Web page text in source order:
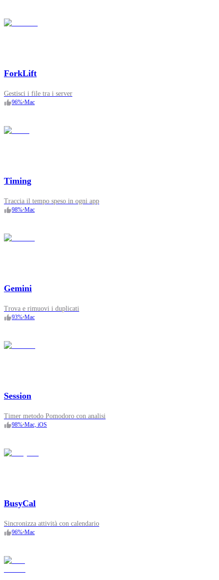
ForkLift
Gestisci i file tra i server
96%•Mac
Timing
Traccia il tempo speso in ogni app
98%•Mac
Gemini
Trova e rimuovi i duplicati
93%•Mac
Session
Timer metodo Pomodoro con analisi
98%•Mac, iOS
BusyCal
Sincronizza attività con calendario
96%•Mac